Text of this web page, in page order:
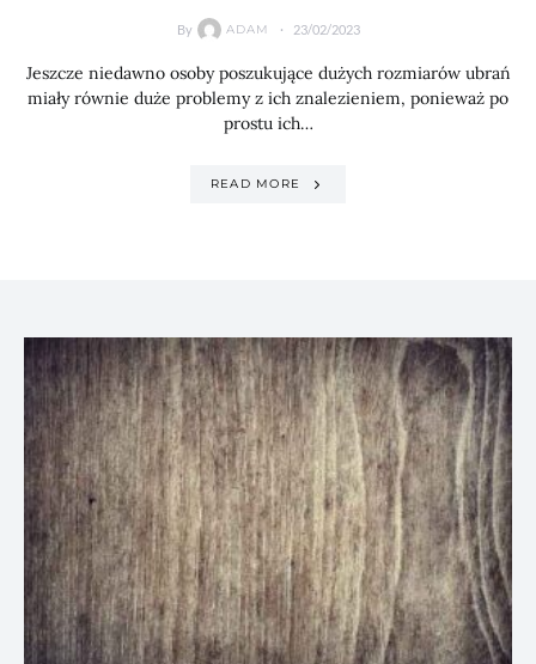
By ADAM 23/02/2023
Jeszcze niedawno osoby poszukujące dużych rozmiarów ubrań
miały równie duże problemy z ich znalezieniem, ponieważ po
prostu ich…
READ MORE